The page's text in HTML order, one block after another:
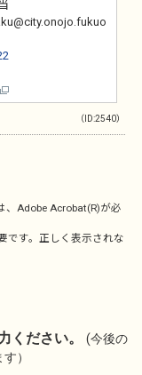
（ID:2540）
、Adobe Acrobat(R)が必
です。正しく表示されな